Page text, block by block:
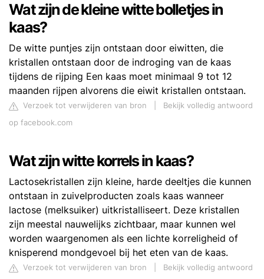
Wat zijn de kleine witte bolletjes in
kaas?
De witte puntjes zijn ontstaan door eiwitten, die
kristallen ontstaan door de indroging van de kaas
tijdens de rijping Een kaas moet minimaal 9 tot 12
maanden rijpen alvorens die eiwit kristallen ontstaan.
Verzoek tot verwijderen van bron
Bekijk volledig antwoord
op facebook.com
Wat zijn witte korrels in kaas?
Lactosekristallen zijn kleine, harde deeltjes die kunnen
ontstaan in zuivelproducten zoals kaas wanneer
lactose (melksuiker) uitkristalliseert. Deze kristallen
zijn meestal nauwelijks zichtbaar, maar kunnen wel
worden waargenomen als een lichte korreligheid of
knisperend mondgevoel bij het eten van de kaas.
Verzoek tot verwijderen van bron
Bekijk volledig antwoord